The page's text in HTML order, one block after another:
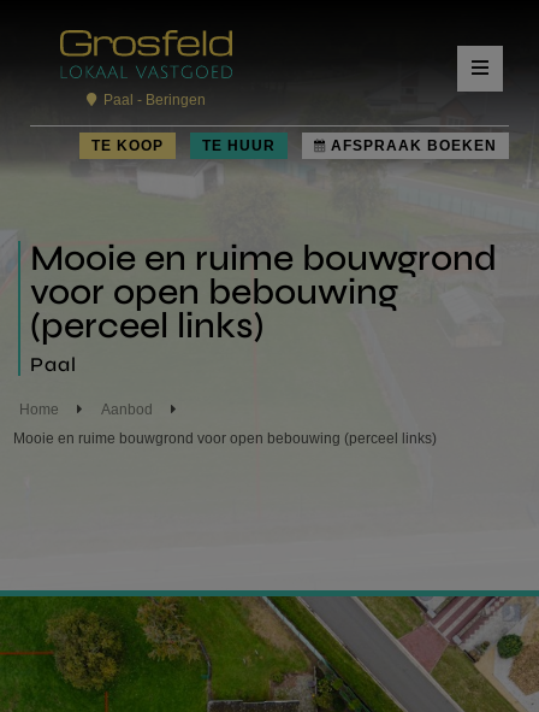
Paal - Beringen
TE KOOP TE HUUR AFSPRAAK BOEKEN
Mooie en ruime bouwgrond
voor open bebouwing
(perceel links)
Paal
Home
Aanbod
Mooie en ruime bouwgrond voor open bebouwing (perceel links)